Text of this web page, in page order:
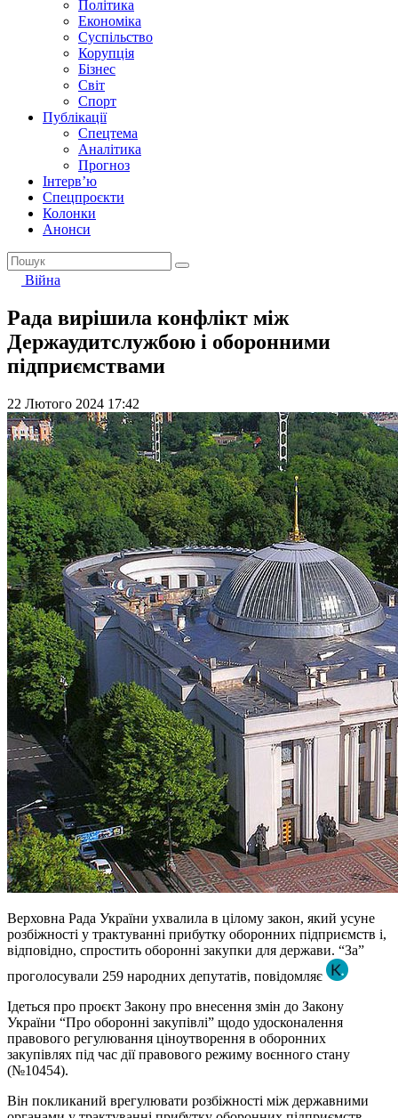
Політика
Економіка
Суспільство
Корупція
Бізнес
Світ
Спорт
Публікації
Спецтема
Аналітика
Прогноз
Інтерв’ю
Спецпроєкти
Колонки
Анонси
Війна
Рада вирішила конфлікт між
Держаудитслужбою і оборонними
підприємствами
22 Лютого 2024 17:42
Верховна Рада України ухвалила в цілому закон, який усуне
розбіжності у трактуванні прибутку оборонних підприємств і,
відповідно, спростить оборонні закупки для держави. “За”
проголосували 259 народних депутатів, повідомляє
Ідеться про проєкт Закону про внесення змін до Закону
України “Про оборонні закупівлі” щодо удосконалення
правового регулювання ціноутворення в оборонних
закупівлях під час дії правового режиму воєнного стану
(№10454).
Він покликаний врегулювати розбіжності між державними